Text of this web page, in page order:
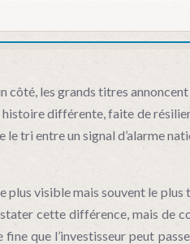
les grands titres
différente, faite de
tri entre un signal d’alarme
plus visible mais souvent le
cette différence, mais de
que l’investisseur peut